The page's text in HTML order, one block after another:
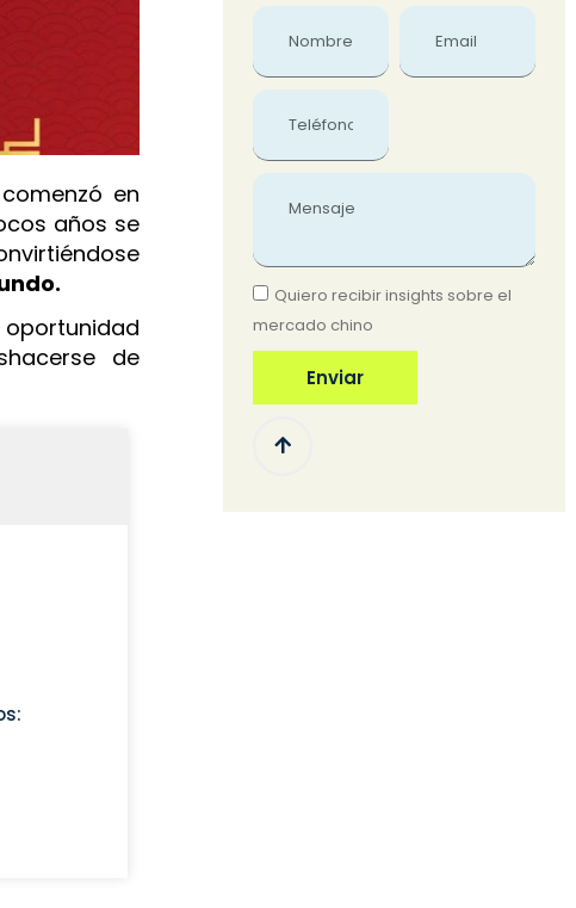
en
años se
oportunidad
de
Quiero recibir insights sobre el
mercado chino
Enviar